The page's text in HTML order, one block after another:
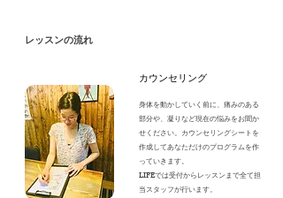
​レッスンの流れ
​カウンセリング
​身体を動かしていく前に、痛みのある
部分や、凝りなど現在の悩みをお聞か
せください。カウンセリングシートを
作成してあなただけのプログラムを作
っていきます。
​LIFEでは受付からレッスンまで全て担
当スタッフが行います。